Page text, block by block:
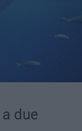
due